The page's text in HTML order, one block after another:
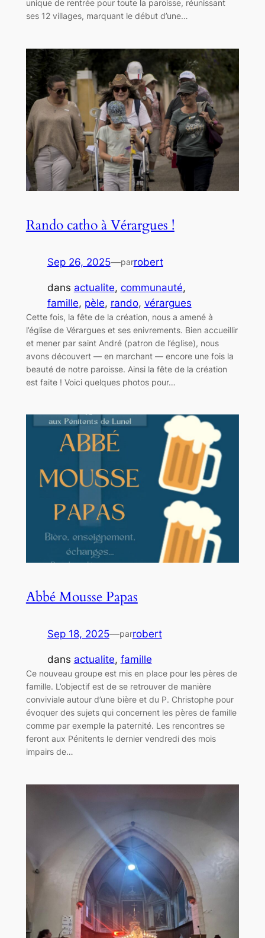
unique de rentrée pour toute la paroisse, réunissant
ses 12 villages, marquant le début d’une…
Rando catho à Vérargues !
Sep 26, 2025—parrobert
dans actualite, communauté
famille, pèle, rando, vérargues
Cette fois, la fête de la création, nous a amené à
l’église de Vérargues et ses enivrements. Bien accueillir
et mener par saint André (patron de l’église), nous
avons découvert — en marchant — encore une fois la
beauté de notre paroisse. Ainsi la fête de la création
est faite ! Voici quelques photos pour…
Abbé Mousse Papas
Sep 18, 2025—parrobert
dans actualite, famille
Ce nouveau groupe est mis en place pour les pères de
famille. L’objectif est de se retrouver de manière
conviviale autour d’une bière et du P. Christophe pour
évoquer des sujets qui concernent les pères de famille
comme par exemple la paternité. Les rencontres se
feront aux Pénitents le dernier vendredi des mois
impairs de…